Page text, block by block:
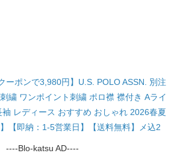
ーポンで3,980円】U.S. POLO ASSN. 別注
繍 ワンポイント刺繍 ポロ襟 襟付き Aライ
レディース おすすめ おしゃれ 2026春夏
【即納：1-5営業日】【送料無料】メ込2
----Blo-katsu AD----